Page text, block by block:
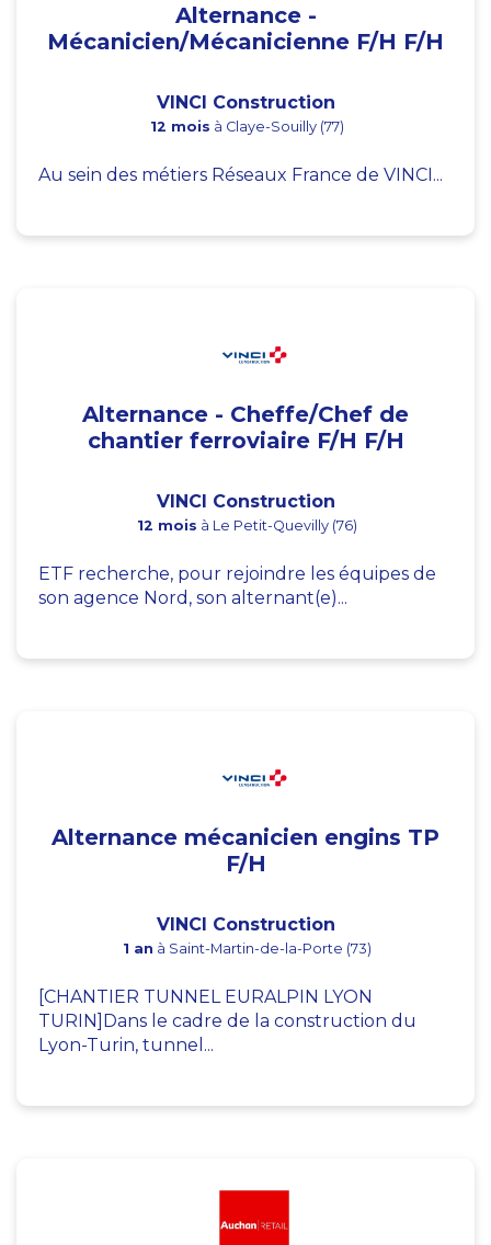
Alternance -
Mécanicien/Mécanicienne F/H F/H
VINCI Construction
12 mois à Claye-Souilly (77)
Au sein des métiers Réseaux France de VINCI...
Alternance - Cheffe/Chef de
chantier ferroviaire F/H F/H
VINCI Construction
12 mois à Le Petit-Quevilly (76)
ETF recherche, pour rejoindre les équipes de
son agence Nord, son alternant(e)...
Alternance mécanicien engins TP
F/H
VINCI Construction
1 an à Saint-Martin-de-la-Porte (73)
[CHANTIER TUNNEL EURALPIN LYON
TURIN]Dans le cadre de la construction du
Lyon-Turin, tunnel...